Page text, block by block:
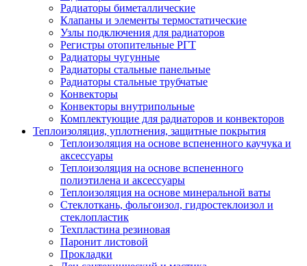
Радиаторы биметаллические
Клапаны и элементы термостатические
Узлы подключения для радиаторов
Регистры отопительные РГТ
Радиаторы чугунные
Радиаторы стальные панельные
Радиаторы стальные трубчатые
Конвекторы
Конвекторы внутрипольные
Комплектующие для радиаторов и конвекторов
Теплоизоляция, уплотнения, защитные покрытия
Теплоизоляция на основе вспененного каучука и
аксессуары
Теплоизоляция на основе вспененного
полиэтилена и аксессуары
Теплоизоляция на основе минеральной ваты
Стеклоткань, фольгоизол, гидростеклоизол и
стеклопластик
Техпластина резиновая
Паронит листовой
Прокладки